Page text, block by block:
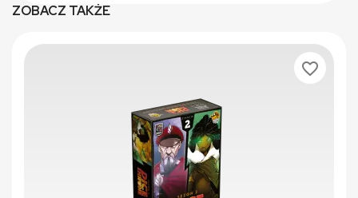
ZOBACZ TAKŻE
favorite_border